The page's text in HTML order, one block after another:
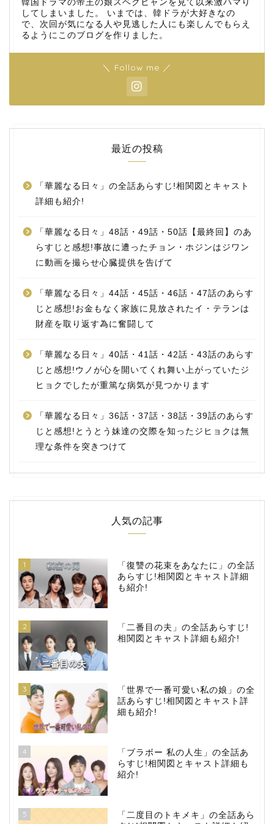
韓国ドラマの帝王の娘スベクヒャンを見て以来激ハマり
してしまいました。 いまでは、韓ドラが大好きなの
で、次回が気になる人や見逃した人にも楽しんでもらえ
るようにこのブログを作りました。
＼ Follow me ／
最近の投稿
「華麗なる日々」の全話あらすじ!相関図とキャスト
詳細も紹介!
「華麗なる日々」48話・49話・50話【最終回】のあ
らすじと感想!事故に遭ったチョン・ホジンはジワン
に動画を撮らせ心臓提供を告げて
「華麗なる日々」44話・45話・46話・47話のあらす
じと感想!お金もなく家族に見放されたイ・テランは
財産を取り返す為に奮闘して
「華麗なる日々」40話・41話・42話・43話のあらす
じと感想!ウノが心を開いてくれ舞い上がっていたジ
ヒョクでしたが重篤な病気が見つかります
「華麗なる日々」36話・37話・38話・39話のあらす
じと感想!とうとう妹達の交際を知ったジヒョクは無
理な条件を突きつけて
人気の記事
1
「復讐の花束をあなたに」の全話
あらすじ!相関図とキャスト詳細
も紹介!
2
「二番目の夫」の全話あらすじ!
相関図とキャスト詳細も紹介!
3
「世界で一番可愛い私の娘」の全
話あらすじ!相関図とキャスト詳
細も紹介!
4
「ブラボー 私の人生」の全話あ
らすじ!相関図とキャスト詳細も
紹介!
5
「二度目のトキメキ」の全話あら